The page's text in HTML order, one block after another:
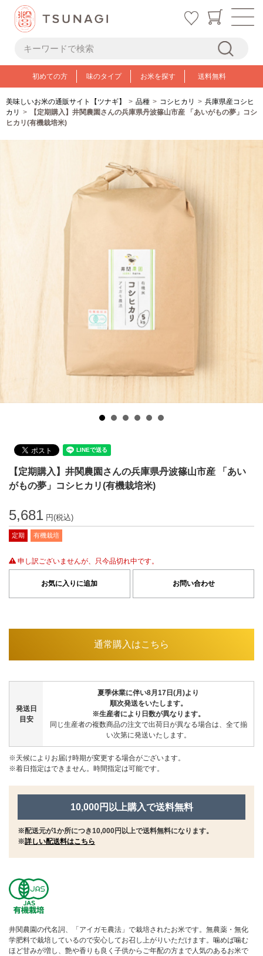
初めての方 味のタイプ お米を探す 送料無料
美味しいお米の通販サイト【ツナギ】 品種 コシヒカリ
兵庫県産コシヒ
カリ
【定期購入】井関農園さんの兵庫県丹波篠山市産 「あいがもの夢」コシ
ヒカリ(有機栽培米)
【定期購入】井関農園さんの兵庫県丹波篠山市産 「あい
がもの夢」コシヒカリ(有機栽培米)
5,681 円(税込)
定期 有機栽培
申し訳ございませんが、只今品切れ中です。
お気に入りに追加 お問い合わせ
通常購入はこちら
発送日
目安
夏季休業に伴い8月17日(月)より
順次発送をいたします。
※生産者により日数が異なります。
同じ生産者の複数商品の注文で出荷日が異なる場合は、全て揃
い次第に発送いたします。
※天候によりお届け時期が変更する場合がございます。
※着日指定はできません。時間指定は可能です。
10,000円以上購入で送料無料
※配送元が1か所につき10,000円以上で送料無料になります。
※詳しい配送料はこちら
井関農園の代名詞、「アイガモ農法」で栽培されたお米です。無農薬・無化
学肥料で栽培しているので安心してお召し上がりいただけます。噛めば噛む
ほど甘みが増し、艶や香りも良く子供からご年配の方まで人気のあるお米で